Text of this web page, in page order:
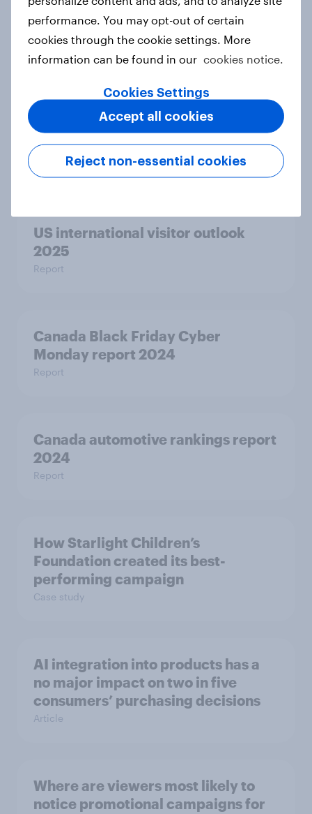
Insurance explore the role of
empathy in customer experience
Case study
Redefining the FIFA Club World
Cup: A new generation drives
soccer fandom
US international visitor outlook
2025
Report
Canada Black Friday Cyber
Monday report 2024
Report
Canada automotive rankings report
2024
Report
How Starlight Children’s
Foundation created its best-
performing campaign
Case study
AI integration into products has a
no major impact on two in five
consumers’ purchasing decisions
Article
Where are viewers most likely to
notice promotional campaigns for
performance. You may opt-out of certain
cookies through the cookie settings. More
information can be found in our cookies notice.
Cookies Settings
Reject non-essential cookies
Accept all cookies